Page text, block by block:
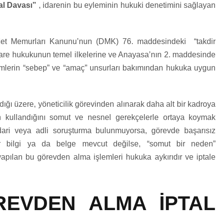
Davası” , idarenin bu eyleminin hukuki denetimini sağlayan
Memurları Kanunu’nun (DMK) 76. maddesindeki “takdir
hukukunun temel ilkelerine ve Anayasa’nın 2. maddesinde
“sebep” ve “amaç” unsurları bakımından hukuka uygun
üzere, yöneticilik görevinden alınarak daha alt bir kadroya
somut ve nesnel gerekçelerle ortaya koymak
veya adli soruşturma bulunmuyorsa, görevde başarısız
bilgi ya da belge mevcut değilse, “somut bir neden”
bu görevden alma işlemleri hukuka aykırıdır ve iptale
ALMA İPTAL